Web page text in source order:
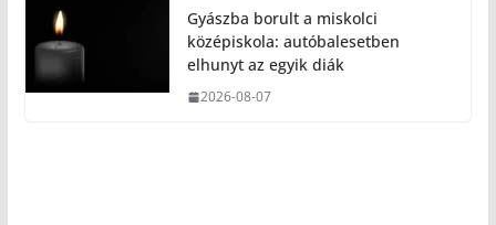
Gyászba borult a miskolci
középiskola: autóbalesetben
elhunyt az egyik diák
2026-08-07